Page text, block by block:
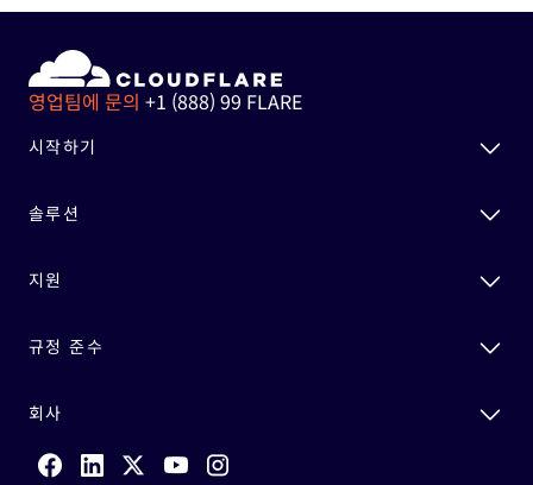
영업팀에 문의 +1 (888) 99 FLARE
시작하기
솔루션
지원
규정 준수
회사